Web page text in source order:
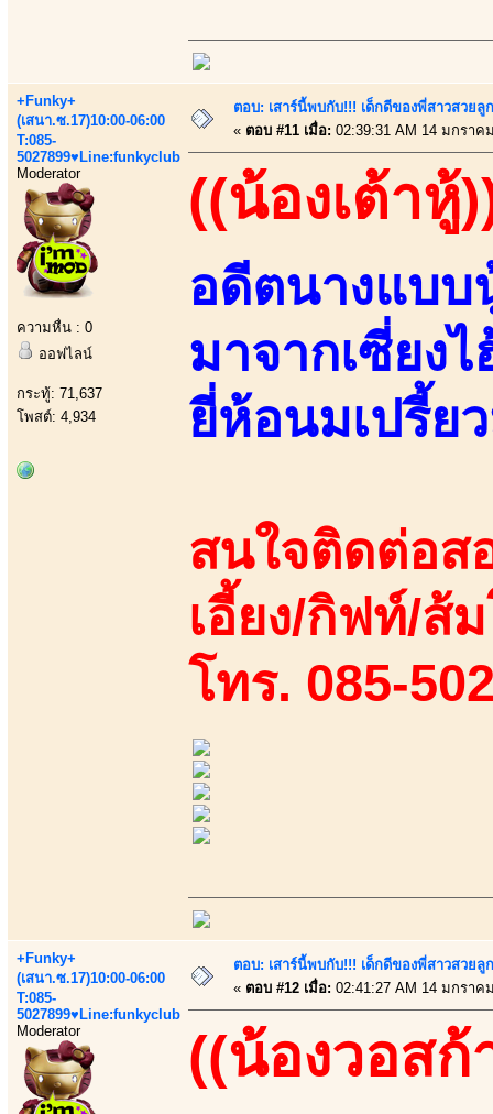
+Funky+
(เสนา.ซ.17)10:00-06:00
T:085-
5027899♥Line:funkyclub
Moderator
ความหื่น : 0
ออฟไลน์
กระทู้: 71,637
โพสต์: 4,934
ตอบ: เสาร์นี้พบกับ!!! เด็กดีของพี่สาวสวยลู
« ตอบ #11 เมื่อ: 02:39:31 AM 14 มกราค
((น้องเต้าหู้
อดีตนางแบบ
มาจากเซี่ยง
ยี่ห้อนมเปรี้ย
สนใจติดต่อส
เอี้ยง/กิฟท์/ส้
โทร. 085-
+Funky+
(เสนา.ซ.17)10:00-06:00
T:085-
5027899♥Line:funkyclub
Moderator
ตอบ: เสาร์นี้พบกับ!!! เด็กดีของพี่สาวสวยลู
« ตอบ #12 เมื่อ: 02:41:27 AM 14 มกราค
((น้องวอสก้